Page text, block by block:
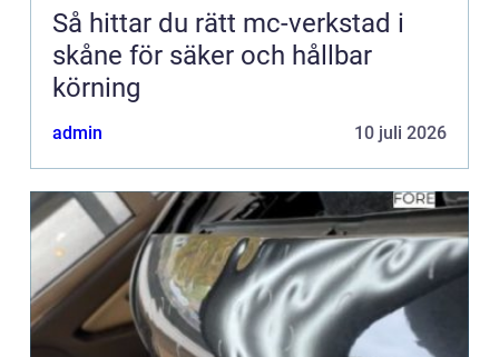
Så hittar du rätt mc-verkstad i
skåne för säker och hållbar
körning
admin 10 juli 2026